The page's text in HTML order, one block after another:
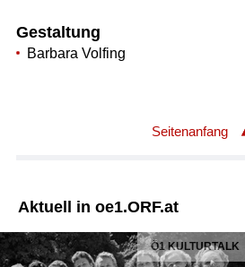
Gestaltung
Barbara Volfing
Seitenanfang
Aktuell in oe1.ORF.at
Ö1 KULTURTALK